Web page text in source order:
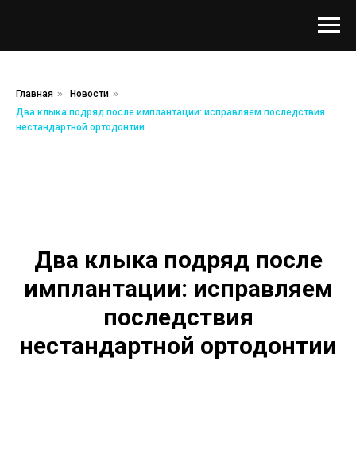
Главная » Новости »
Два клыка подряд после имплантации: исправляем последствия
нестандартной ортодонтии
Два клыка подряд после
имплантации: исправляем
последствия
нестандартной ортодонтии